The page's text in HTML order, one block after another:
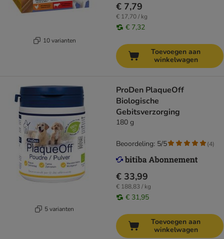
10 varianten
€ 7,79
€ 17,70 / kg
€ 7,32
Toevoegen aan
winkelwagen
5 varianten
ProDen PlaqueOff
Biologische
Gebitsverzorging
180 g
€ 33,99
€ 188,83 / kg
€ 31,95
Beoordeling: 5/5 (4)
Toevoegen aan
winkelwagen